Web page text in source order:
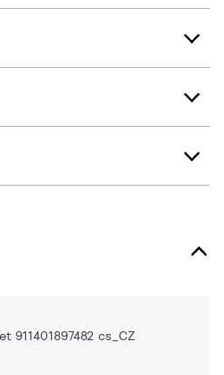
911401897482 cs_CZ